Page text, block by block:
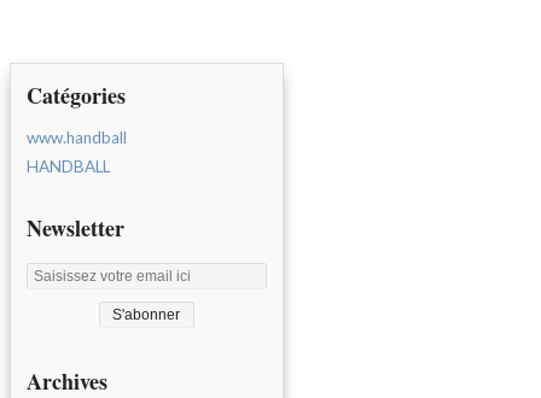
Catégories
www.handball
HANDBALL
Newsletter
Archives